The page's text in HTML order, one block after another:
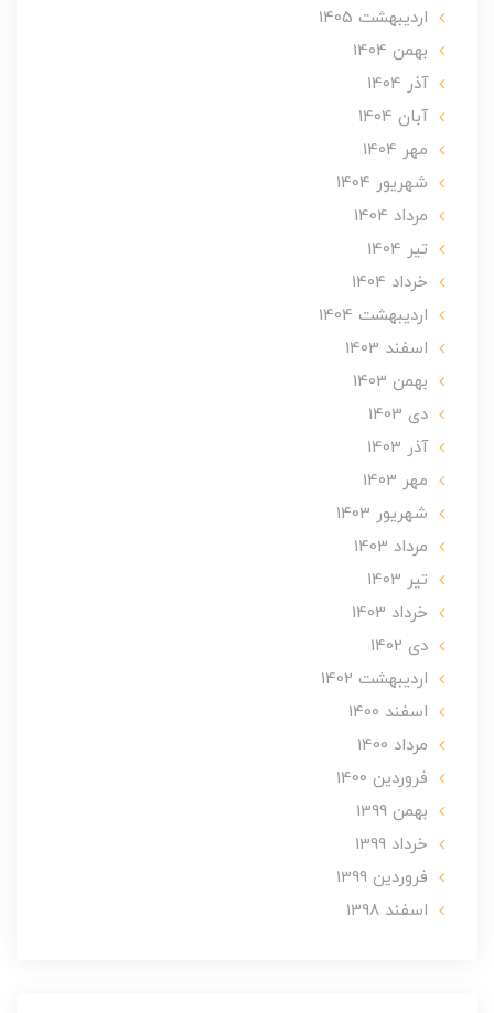
ارديبهشت 1405
بهمن 1404
آذر 1404
آبان 1404
مهر 1404
شهریور 1404
مرداد 1404
تير 1404
خرداد 1404
ارديبهشت 1404
اسفند 1403
بهمن 1403
دی 1403
آذر 1403
مهر 1403
شهریور 1403
مرداد 1403
تير 1403
خرداد 1403
دی 1402
ارديبهشت 1402
اسفند 1400
مرداد 1400
فروردین 1400
بهمن 1399
خرداد 1399
فروردین 1399
اسفند 1398